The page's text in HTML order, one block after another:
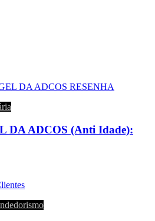
DA ADCOS (Anti Idade):